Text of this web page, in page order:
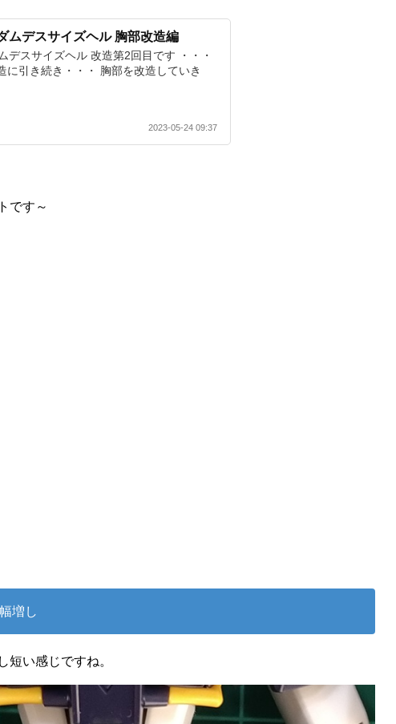
ムデスサイズヘル 胸部改造編
デスサイズヘル 改造第2回目です ・・・
に引き続き・・・ 胸部を改造していき
2023-05-24 09:37
です～
増し
短い感じですね。